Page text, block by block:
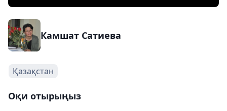
Камшат Сатиева
Қазақстан
Оқи отырыңыз